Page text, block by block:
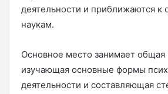
деятельности и приближаются
наукам.
Основное место занимает общая
изучающая основные формы
деятельности и составляющая